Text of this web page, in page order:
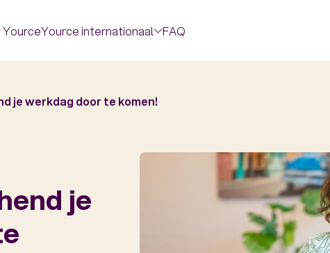
YourceYource internationaal FAQ
je werkdag door te komen!
je